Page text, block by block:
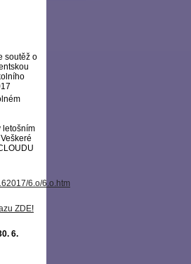
soutěž o
letošním
6.o/6.o.htm
ZDE!
6.